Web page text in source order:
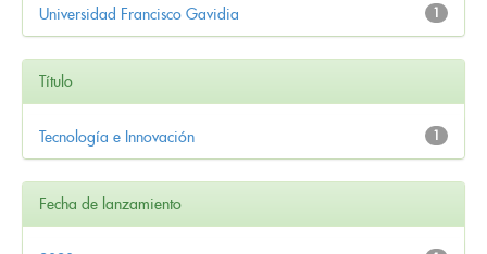
1
Universidad Francisco Gavidia
Título
1
Tecnología e Innovación
Fecha de lanzamiento